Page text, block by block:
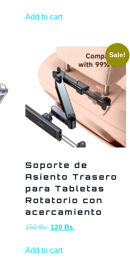
Add to cart
Sale!
Soporte de
Asiento Trasero
para Tabletas
Rotatorio con
acercamiento
150Bs. 120 Bs.
Add to cart